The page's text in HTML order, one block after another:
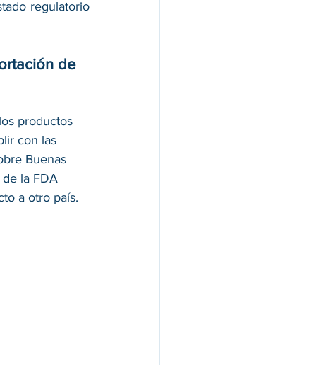
regulatorio
de
productos
con las
Buenas
la FDA
a otro país.